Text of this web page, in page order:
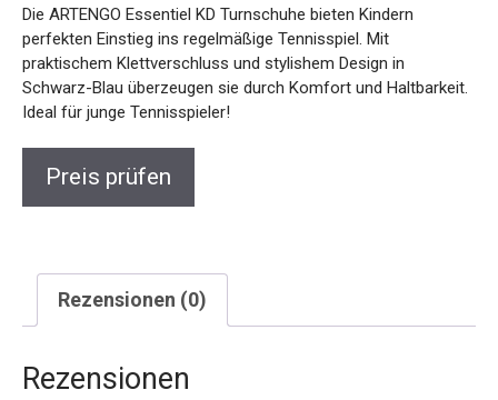
Die ARTENGO Essentiel KD Turnschuhe bieten Kindern
perfekten Einstieg ins regelmäßige Tennisspiel. Mit
praktischem Klettverschluss und stylishem Design in
Schwarz-Blau überzeugen sie durch Komfort und Haltbarkeit.
Ideal für junge Tennisspieler!
Preis prüfen
Rezensionen (0)
Rezensionen